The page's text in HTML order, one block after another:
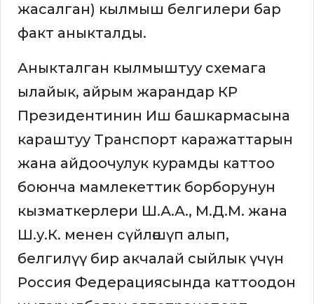
жасалган) кылмыш белгилери бар
факт аныкталды.
Аныкталган кылмыштуу схемага
ылайык, айрым жарандар КР
Президентинин Иш башкармасына
караштуу Транспорт каражаттарын
жана айдоочулук курамды каттоо
боюнча мамлекеттик борборунун
кызматкерлери Ш.А.А., М.Д.М. жана
Ш.у.К. менен сүйлөшүп алып,
белгилүү бир акчалай сыйлык үчүн
Россия Федерациясында каттоодон